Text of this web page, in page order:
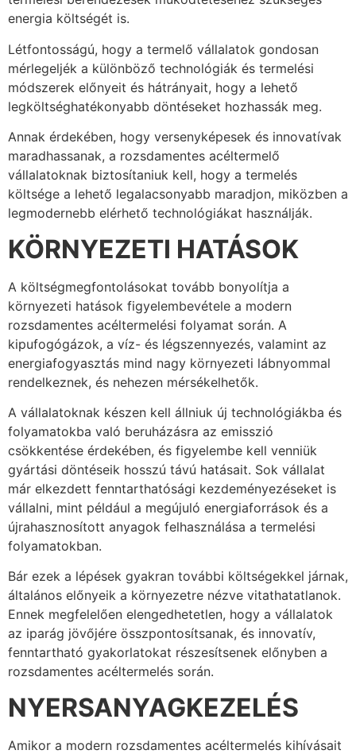
energia költségét is.
Létfontosságú, hogy a termelő vállalatok gondosan
mérlegeljék a különböző technológiák és termelési
módszerek előnyeit és hátrányait, hogy a lehető
legköltséghatékonyabb döntéseket hozhassák meg.
Annak érdekében, hogy versenyképesek és innovatívak
maradhassanak, a rozsdamentes acéltermelő
vállalatoknak biztosítaniuk kell, hogy a termelés
költsége a lehető legalacsonyabb maradjon, miközben a
legmodernebb elérhető technológiákat használják.
KÖRNYEZETI HATÁSOK
A költségmegfontolásokat tovább bonyolítja a
környezeti hatások figyelembevétele a modern
rozsdamentes acéltermelési folyamat során. A
kipufogógázok, a víz- és légszennyezés, valamint az
energiafogyasztás mind nagy környezeti lábnyommal
rendelkeznek, és nehezen mérsékelhetők.
A vállalatoknak készen kell állniuk új technológiákba és
folyamatokba való beruházásra az emisszió
csökkentése érdekében, és figyelembe kell venniük
gyártási döntéseik hosszú távú hatásait. Sok vállalat
már elkezdett fenntarthatósági kezdeményezéseket is
vállalni, mint például a megújuló energiaforrások és a
újrahasznosított anyagok felhasználása a termelési
folyamatokban.
Bár ezek a lépések gyakran további költségekkel járnak,
általános előnyeik a környezetre nézve vitathatatlanok.
Ennek megfelelően elengedhetetlen, hogy a vállalatok
az iparág jövőjére összpontosítsanak, és innovatív,
fenntartható gyakorlatokat részesítsenek előnyben a
rozsdamentes acéltermelés során.
NYERSANYAGKEZELÉS
Amikor a modern rozsdamentes acéltermelés kihívásait